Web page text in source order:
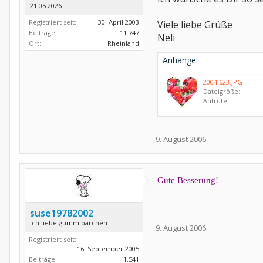
21.05.2026
Registriert seit:
30. April 2003
Beiträge:
11.747
Ort:
Rheinland
Viele liebe Grüße
Neli
Anhänge:
2004 623.JPG
Dateigröße:
Aufrufe:
9. August 2006
suse19782002
ich liebe gummibärchen
Registriert seit:
16. September 2005
Beiträge:
1.541
Gute Besserung!
9. August 2006